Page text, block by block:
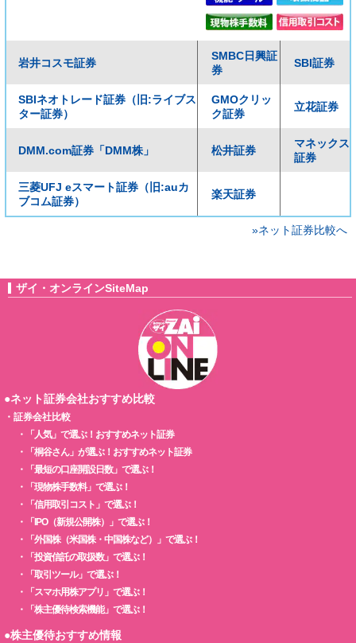
岩井コスモ証券
SMBC日興証
券
SBI証券
SBIネオトレード証券（旧:ライブス
ター証券）
GMOクリッ
ク証券
立花証券
DMM.com証券「DMM株」 松井証券
マネックス
証券
三菱UFJ eスマート証券（旧:auカ
ブコム証券）
楽天証券
»ネット証券比較へ
ザイ・オンラインSiteMap
●ネット証券会社おすすめ比較
・ 証券会社比較
・
「人気」で選ぶ！おすすめネット証券
・
「桐谷さん」が選ぶ！おすすめネット証券
・
「最短の口座開設日数」で選ぶ！
・
「現物株手数料」で選ぶ！
・
「信用取引コスト」で選ぶ！
・
「IPO（新規公開株）」で選ぶ！
・
「外国株（米国株・中国株など）」で選ぶ！
・
「投資信託の取扱数」で選ぶ！
・
「取引ツール」で選ぶ！
・
「スマホ用株アプリ」で選ぶ！
・
「株主優待検索機能」で選ぶ！
●株主優待おすすめ情報